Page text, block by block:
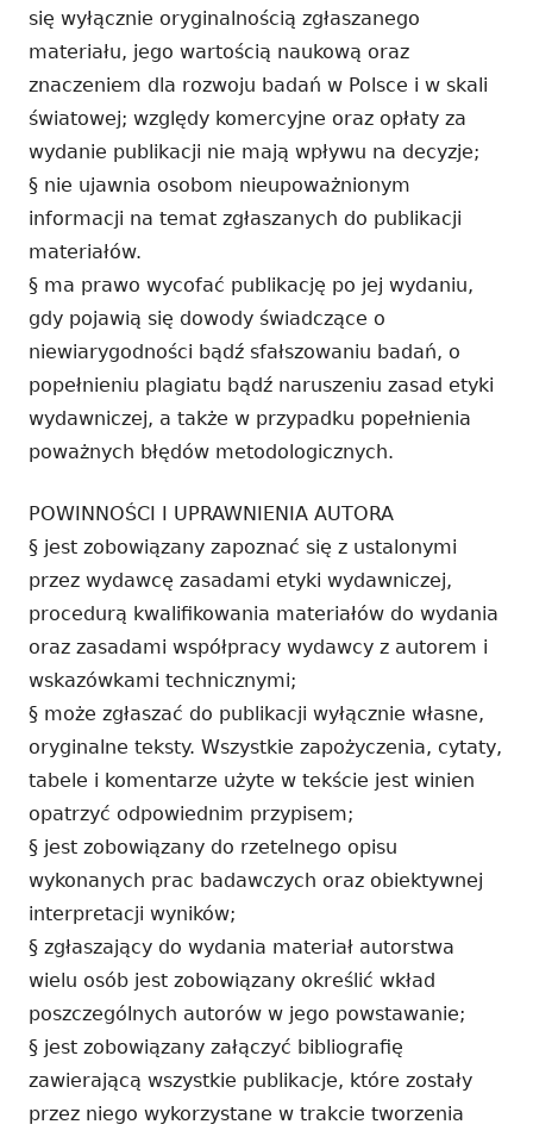
się wyłącznie oryginalnością zgłaszanego
materiału, jego wartością naukową oraz
znaczeniem dla rozwoju badań w Polsce i w skali
światowej; względy komercyjne oraz opłaty za
wydanie publikacji nie mają wpływu na decyzje;
§ nie ujawnia osobom nieupoważnionym
informacji na temat zgłaszanych do publikacji
materiałów.
§ ma prawo wycofać publikację po jej wydaniu,
gdy pojawią się dowody świadczące o
niewiarygodności bądź sfałszowaniu badań, o
popełnieniu plagiatu bądź naruszeniu zasad etyki
wydawniczej, a także w przypadku popełnienia
poważnych błędów metodologicznych.
POWINNOŚCI I UPRAWNIENIA AUTORA
§ jest zobowiązany zapoznać się z ustalonymi
przez wydawcę zasadami etyki wydawniczej,
procedurą kwalifikowania materiałów do wydania
oraz zasadami współpracy wydawcy z autorem i
wskazówkami technicznymi;
§ może zgłaszać do publikacji wyłącznie własne,
oryginalne teksty. Wszystkie zapożyczenia, cytaty,
tabele i komentarze użyte w tekście jest winien
opatrzyć odpowiednim przypisem;
§ jest zobowiązany do rzetelnego opisu
wykonanych prac badawczych oraz obiektywnej
interpretacji wyników;
§ zgłaszający do wydania materiał autorstwa
wielu osób jest zobowiązany określić wkład
poszczególnych autorów w jego powstawanie;
§ jest zobowiązany załączyć bibliografię
zawierającą wszystkie publikacje, które zostały
przez niego wykorzystane w trakcie tworzenia